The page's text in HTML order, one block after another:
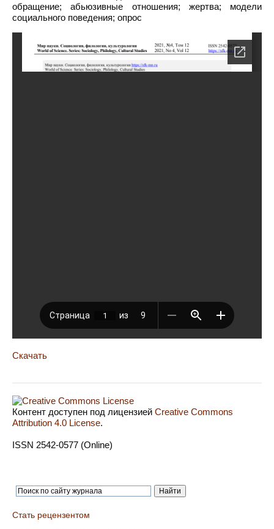
обращение; абьюзивные отношения; жертва; модели
социального поведения; опрос
Скачать
Контент доступен под лицензией Creative Commons
Attribution 4.0 License.
ISSN 2542-0577 (Online)
Стать рецензентом